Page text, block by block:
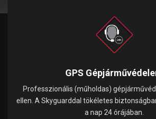
GPS
Professzionális (műholdas)
ellen. A Skyguarddal tökéletes
a nap 24 órájában.